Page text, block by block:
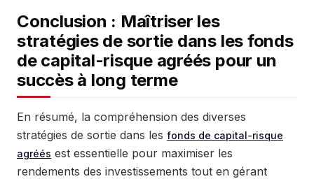
Conclusion : Maîtriser les
stratégies de sortie dans les fonds
de capital-risque agréés pour un
succès à long terme
En résumé, la compréhension des diverses
stratégies de sortie dans les fonds de capital-risque
agréés est essentielle pour maximiser les
rendements des investissements tout en gérant